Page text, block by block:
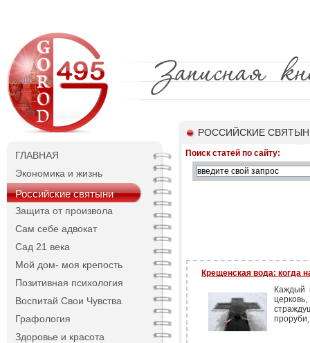
ГЛАВНАЯ
Экономика и жизнь
Российские святыни
Защита от произвола
Сам себе адвокат
Сад 21 века
Мой дом- моя крепость
Позитивная психология
Воспитай Свои Чувства
Графология
Здоровье и красота
РОССИЙСКИЕ
Поиск статей по сайту:
Крещенская вода: когда
Каждый